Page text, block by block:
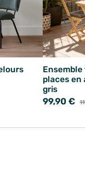
places en
gris
99,90 €